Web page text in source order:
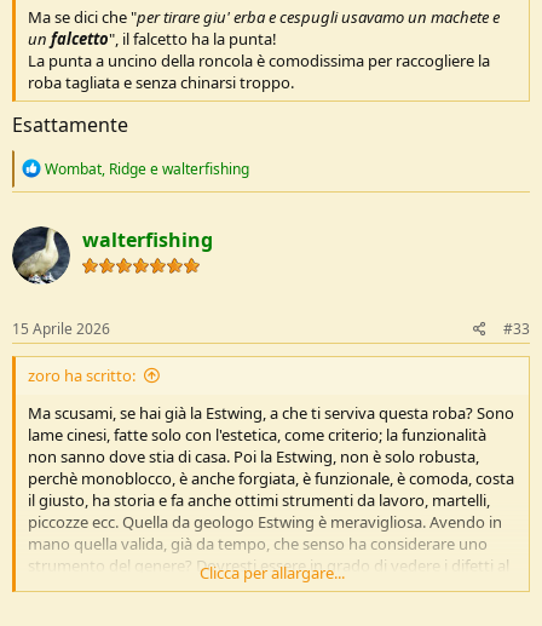
Ma se dici che "per tirare giu' erba e cespugli usavamo un machete e
un falcetto", il falcetto ha la punta!
La punta a uncino della roncola è comodissima per raccogliere la
roba tagliata e senza chinarsi troppo.
Esattamente
R
c
t
i
o
s
:
Wombat, Ridgeewalterfishing
walterfishing
15 Aprile 2026 #33
zoro ha scritto:
Ma scusami, se hai già la Estwing, a che ti serviva questa roba? Sono
lame cinesi, fatte solo con l'estetica, come criterio; la funzionalità
non sanno dove stia di casa. Poi la Estwing, non è solo robusta,
perchè monoblocco, è anche forgiata, è funzionale, è comoda, costa
il giusto, ha storia e fa anche ottimi strumenti da lavoro, martelli,
piccozze ecc. Quella da geologo Estwing è meravigliosa. Avendo in
mano quella valida, già da tempo, che senso ha considerare uno
strumento del genere? Dovresti essere in grado di vedere i difetti al
volo.
Clicca per allargare...